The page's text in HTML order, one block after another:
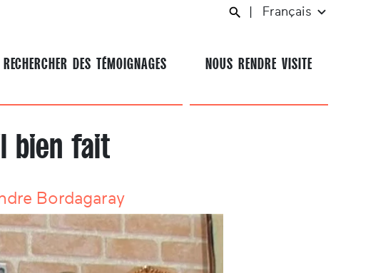
Français
RECHERCHER DES TÉMOIGNAGES NOUS RENDRE VISITE
bien fait
Bordagaray